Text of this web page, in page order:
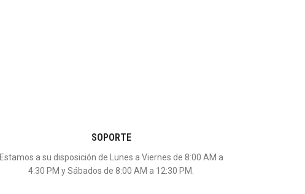
SOPORTE
Estamos a su disposición de Lunes a Viernes de 8:00 AM a
4:30 PM y Sábados de 8:00 AM a 12:30 PM.